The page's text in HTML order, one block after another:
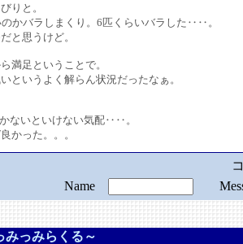
りと。
バラしまくり。6匹くらいバラした‥‥。
思うけど。
足ということで。
いうよく解らん状況だったなぁ。
ないといけない気配‥‥。
った。。。
Name
みっみらくる～